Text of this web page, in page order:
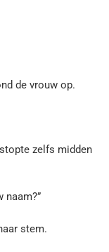
de vrouw op.
zelfs midden
naam?”
stem.